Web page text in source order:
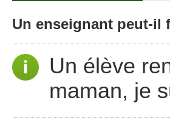
Un enseignant peut-il
Un élève
maman, je